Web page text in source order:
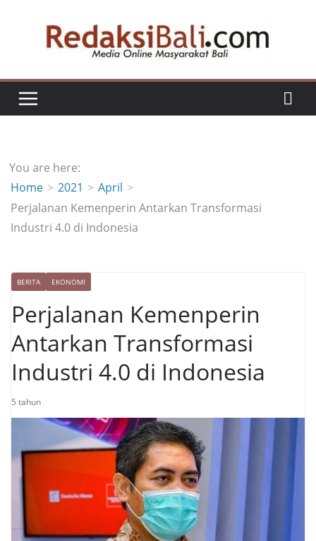
You are here:
Home
2021
April
Perjalanan Kemenperin Antarkan Transformasi
Industri 4.0 di Indonesia
BERITA EKONOMI
Perjalanan Kemenperin
Antarkan Transformasi
Industri 4.0 di Indonesia
5 tahun